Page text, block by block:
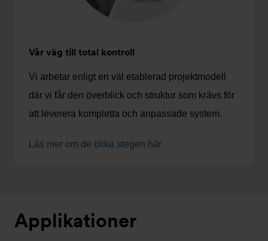
Vår väg till total kontroll
Vi arbetar enligt en väl etablerad projektmodell
där vi får den överblick och struktur som krävs för
att leverera kompletta och anpassade system.
Läs mer om de olika stegen här
Applikationer